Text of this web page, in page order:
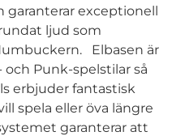
garanterar exceptionell
ljud som
Elbasen är
Punk-spelstilar så
erbjuder fantastisk
spela eller öva längre
garanterar att